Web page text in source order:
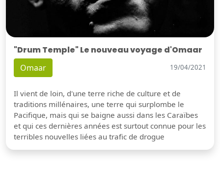
"Drum Temple" Le nouveau voyage d'Omaar
Omaar 19/04/2021
Il vient de loin, d'une terre riche de culture et de
traditions millénaires, une terre qui surplombe le
Pacifique, mais qui se baigne aussi dans les Caraïbes
et qui ces dernières années est surtout connue pour les
terribles nouvelles liées au trafic de drogue